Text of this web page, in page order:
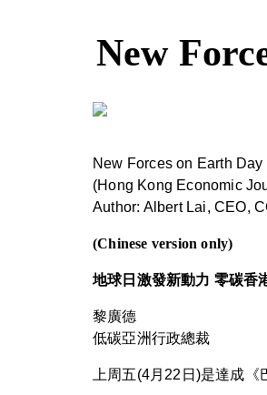
New
New Forces on Earth
(Hong Kong Economic
Author: Albert Lai, CEO,
(Chinese version only)
地球日激發新動力 零碳香
黎廣德
低碳亞洲行政總裁
上周五(4月22日)是達成